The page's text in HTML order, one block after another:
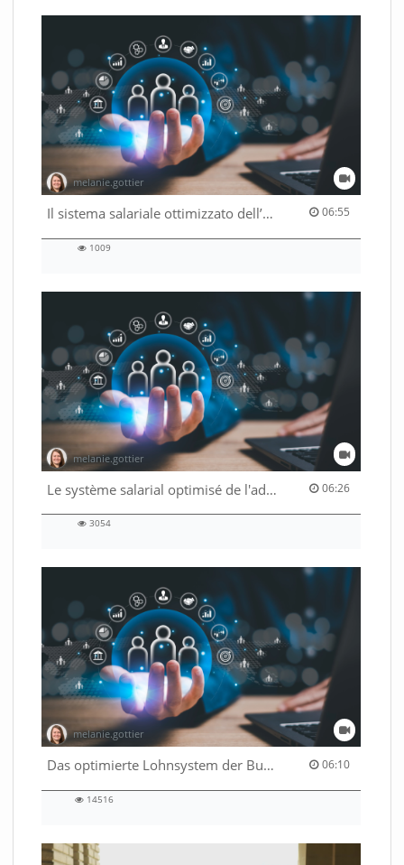
melanie.gottier
Il sistema salariale ottimizzato dell’Amministrazione federale 06:55
06:55 duration
1009
melanie.gottier
Le système salarial optimisé de l'administration fédérale 06:26
06:26 duration
3054
melanie.gottier
Das optimierte Lohnsystem der Bundesverwaltung 06:10
06:10 duration
14516